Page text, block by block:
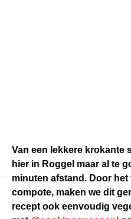
Van een lekkere krokante
hier in Roggel maar al te
minuten afstand. Door
compote, maken we dit
recept ook eenvoudig